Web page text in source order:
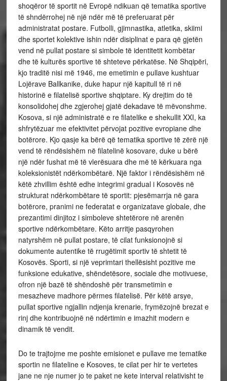
shoqëror të sportit në Evropë ndikuan që tematika sportive
të shndërrohej në një ndër më të preferuarat për
administratat postare. Futbolli, gjimnastika, atletika, skiimi
dhe sportet kolektive ishin ndër disiplinat e para që gjetën
vend në pullat postare si simbole të identitetit kombëtar
dhe të kulturës sportive të shteteve përkatëse. Në Shqipëri,
kjo traditë nisi më 1946, me emetimin e pullave kushtuar
Lojërave Ballkanike, duke hapur një kapitull të ri në
historinë e filatelisë sportive shqiptare. Ky drejtim do të
konsolidohej dhe zgjerohej gjatë dekadave të mëvonshme.
Kosova, si një administratë e re filatelike e shekullit XXI, ka
shfrytëzuar me efektivitet përvojat pozitive evropiane dhe
botërore. Kjo qasje ka bërë që tematika sportive të zërë një
vend të rëndësishëm në filatelinë kosovare, duke u bërë
një ndër fushat më të vlerësuara dhe më të kërkuara nga
koleksionistët ndërkombëtarë. Një faktor i rëndësishëm në
këtë zhvillim është edhe integrimi gradual i Kosovës në
strukturat ndërkombëtare të sportit: pjesëmarrja në gara
botërore, pranimi ne federatat e organizatave globale, dhe
prezantimi dinjitoz i simboleve shtetërore në arenën
sportive ndërkombëtare. Këto arritje pasqyrohen
natyrshëm në pullat postare, të cilat funksionojnë si
dokumente autentike të rrugëtimit sportiv të shtetit të
Kosovës. Sporti, si një veprimtari thellësisht pozitive me
funksione edukative, shëndetësore, sociale dhe motivuese,
ofron një bazë të shëndoshë për transmetimin e
mesazheve madhore përmes filatelisë. Për këtë arsye,
pullat sportive ngjallin ndjenja krenarie, frymëzojnë brezat e
rinj dhe kontribuojnë në ndërtimin e imazhit modern e
dinamik të vendit.
Do te trajtojme me poshte emisionet e pullave me tematike
sportin ne filateline e Kosoves, te cilat per hir te vertetes
jane ne nje numer jo te paket ne kete interval relativisht te